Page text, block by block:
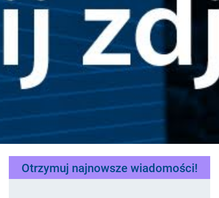
Otrzymuj najnowsze wiadomości!